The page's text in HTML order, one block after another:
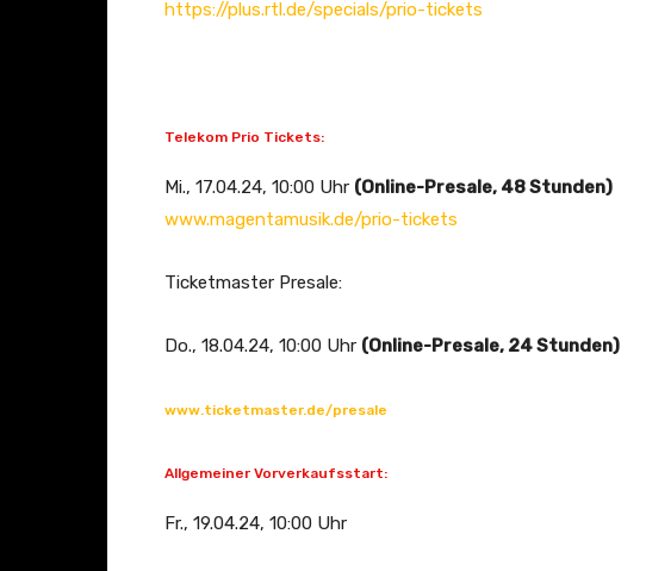
https://plus.rtl.de/specials/prio-tickets
Telekom Prio Tickets:
Mi., 17.04.24, 10:00 Uhr (Online-Presale, 48 Stunden)
www.magentamusik.de/prio-tickets
Ticketmaster Presale:
Do., 18.04.24, 10:00 Uhr (Online-Presale, 24 Stunden)
www.ticketmaster.de/presale
Allgemeiner Vorverkaufsstart:
Fr., 19.04.24, 10:00 Uhr